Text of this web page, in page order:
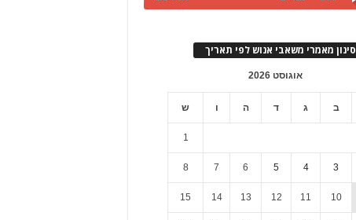
סינון מאמרי משאבי אנוש לפי תאריך
אוגוסט 2026
ב ג ד ה ו ש
1
3
4
5
6
7
8
10
11
12
13
14
15